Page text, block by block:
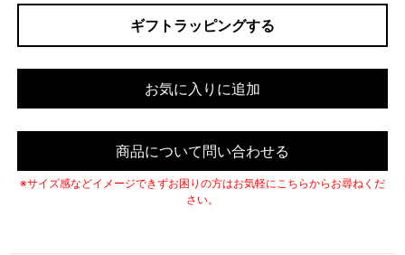
ギフトラッピングする
お気に入りに追加
商品について問い合わせる
※サイズ感などイメージできずお困りの方はお気軽にこちらからお尋ねくだ
さい。